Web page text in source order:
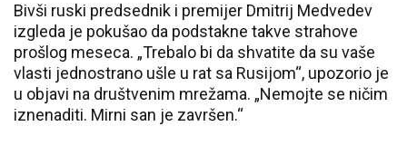
Bivši ruski predsednik i premijer Dmitrij Medvedev
izgleda je pokušao da podstakne takve strahove
prošlog meseca. „Trebalo bi da shvatite da su vaše
vlasti jednostrano ušle u rat sa Rusijom“, upozorio je
u objavi na društvenim mrežama. „Nemojte se ničim
iznenaditi. Mirni san je završen.“